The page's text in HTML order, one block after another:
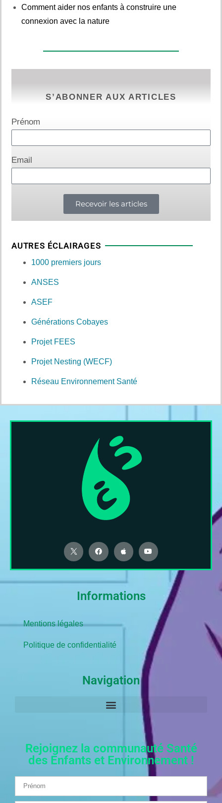
Comment aider nos enfants à construire une
connexion avec la nature
S’ABONNER AUX ARTICLES
Prénom
Email
Recevoir les articles
AUTRES ÉCLAIRAGES
1000 premiers jours
ANSES
ASEF
Générations Cobayes
Projet FEES
Projet Nesting (WECF)
Réseau Environnement Santé
Informations
Mentions légales
Politique de confidentialité
Navigation
Rejoignez la communauté Santé
des Enfants et Environnement !